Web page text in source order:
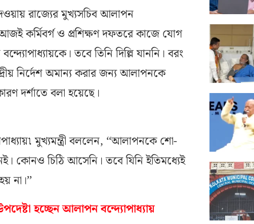
রাজ্যের মুখ্যসচিব আলাপন
কর্মিবর্গ ও প্রশিক্ষণ দফতরে কাজে যোগ
তবে তিনি দিল্লি যাননি। বরং
নির্দেশ অমান্য করার জন্য আলাপনকে
দর্শাতে বলা হয়েছে।
মুখ্যমন্ত্রী বললেন, ‘‘আলাপনকে শো-
কোনও চিঠি আসেনি। তবে যিনি ইতিমধ্যেই
না।’’
হচ্ছেন আলাপন বন্দ্যোপাধ্যায়